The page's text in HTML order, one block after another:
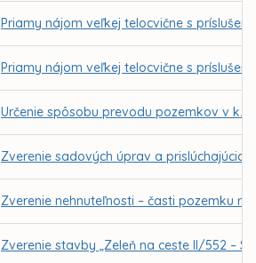
Priamy nájom veľkej telocvične s
Priamy nájom veľkej telocvične s
Určenie spôsobu prevodu pozemkov v k.
Zverenie sadových úprav a
Zverenie nehnuteľnosti – časti pozemku
Zverenie stavby „Zeleň na ceste II/552 –